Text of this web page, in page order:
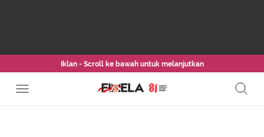
Iklan - Scroll ke bawah untuk melanjutkan